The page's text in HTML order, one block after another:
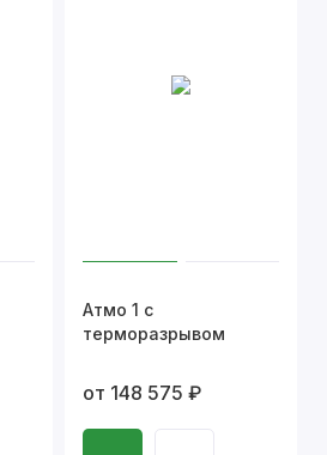
Атмо 1 с
терморазрывом
от 148 575 ₽